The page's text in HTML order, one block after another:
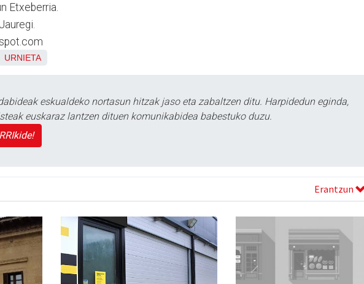
Etxeberria.
URNIETA
eskualdeko nortasun hitzak jaso eta zabaltzen ditu. Harpidedun eginda,
euskaraz lantzen dituen komunikabidea babestuko duzu.
Erantzun